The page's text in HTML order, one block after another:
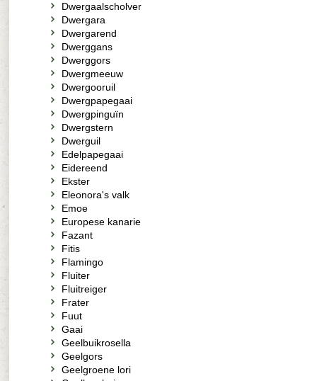
Dwergaalscholver
Dwergara
Dwergarend
Dwerggans
Dwerggors
Dwergmeeuw
Dwergooruil
Dwergpapegaai
Dwergpinguïn
Dwergstern
Dwerguil
Edelpapegaai
Eidereend
Ekster
Eleonora's valk
Emoe
Europese kanarie
Fazant
Fitis
Flamingo
Fluiter
Fluitreiger
Frater
Fuut
Gaai
Geelbuikrosella
Geelgors
Geelgroene lori